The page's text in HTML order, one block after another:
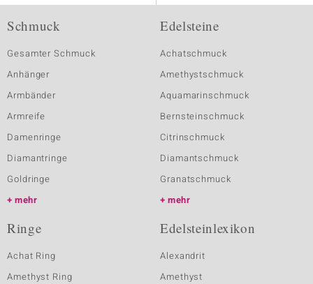
Schmuck
Gesamter Schmuck
Anhänger
Armbänder
Armreife
Damenringe
Diamantringe
Goldringe
mehr
Edelsteine
Achatschmuck
Amethystschmuck
Aquamarinschmuck
Bernsteinschmuck
Citrinschmuck
Diamantschmuck
Granatschmuck
mehr
Ringe
Achat Ring
Amethyst Ring
Edelsteinlexikon
Alexandrit
Amethyst